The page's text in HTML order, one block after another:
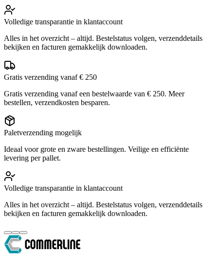
Volledige transparantie in klantaccount
Alles in het overzicht – altijd. Bestelstatus volgen, verzenddetails
bekijken en facturen gemakkelijk downloaden.
Gratis verzending vanaf € 250
Gratis verzending vanaf een bestelwaarde van € 250. Meer
bestellen, verzendkosten besparen.
Paletverzending mogelijk
Ideaal voor grote en zware bestellingen. Veilige en efficiënte
levering per pallet.
Volledige transparantie in klantaccount
Alles in het overzicht – altijd. Bestelstatus volgen, verzenddetails
bekijken en facturen gemakkelijk downloaden.